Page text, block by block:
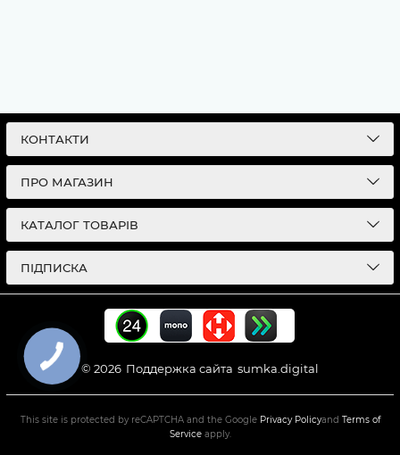
КОНТАКТИ
ПРО МАГАЗИН
КАТАЛОГ ТОВАРІВ
ПІДПИСКА
© 2026 Поддержка сайта sumka.digital
This site is protected by reCAPTCHA and the Google Privacy Policyand Terms of
Serviceapply.